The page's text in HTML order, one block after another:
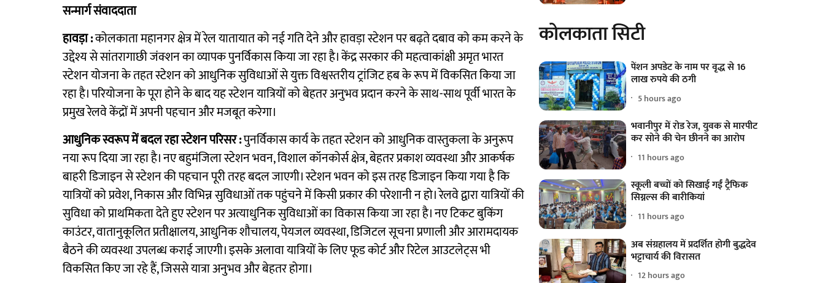
सन्मार्ग संवाददाता
हावड़ा :कोलकाता महानगर क्षेत्र में रेल यातायात को नई गति देने और हावड़ा स्टेशन पर बढ़ते दबाव को कम करने के
उद्देश्य से सांतरागाछी जंक्शन का व्यापक पुनर्विकास किया जा रहा है। केंद्र सरकार की महत्वाकांक्षी अमृत भारत
स्टेशन योजना के तहत स्टेशन को आधुनिक सुविधाओं से युक्त विश्वस्तरीय ट्रांजिट हब के रूप में विकसित किया जा
रहा है। परियोजना के पूरा होने के बाद यह स्टेशन यात्रियों को बेहतर अनुभव प्रदान करने के साथ-साथ पूर्वी भारत के
प्रमुख रेलवे केंद्रों में अपनी पहचान और मजबूत करेगा।
आधुनिक स्वरूप में बदल रहा स्टेशन परिसर :पुनर्विकास कार्य के तहत स्टेशन को आधुनिक वास्तुकला के अनुरूप
नया रूप दिया जा रहा है। नए बहुमंजिला स्टेशन भवन, विशाल कॉनकोर्स क्षेत्र, बेहतर प्रकाश व्यवस्था और आकर्षक
बाहरी डिजाइन से स्टेशन की पहचान पूरी तरह बदल जाएगी। स्टेशन भवन को इस तरह डिजाइन किया गया है कि
यात्रियों को प्रवेश, निकास और विभिन्न सुविधाओं तक पहुंचने में किसी प्रकार की परेशानी न हो। रेलवे द्वारा यात्रियों की
सुविधा को प्राथमिकता देते हुए स्टेशन पर अत्याधुनिक सुविधाओं का विकास किया जा रहा है। नए टिकट बुकिंग
काउंटर, वातानुकूलित प्रतीक्षालय, आधुनिक शौचालय, पेयजल व्यवस्था, डिजिटल सूचना प्रणाली और आरामदायक
बैठने की व्यवस्था उपलब्ध कराई जाएगी। इसके अलावा यात्रियों के लिए फूड कोर्ट और रिटेल आउटलेट्स भी
विकसित किए जा रहे हैं, जिससे यात्रा अनुभव और बेहतर होगा।
कोलकाता सिटी
पेंशन अपडेट के नाम पर वृद्ध से 16
लाख रुपये की ठगी
5 hours ago
भवानीपुर में रोड रेज, युवक से मारपीट
कर सोने की चेन छीनने का आरोप
11 hours ago
स्कूली बच्चों को सिखाई गईं ट्रैफिक
सिग्नल्स की बारीकियां
11 hours ago
अब संग्रहालय में प्रदर्शित होगी बुद्धदेव
भट्टाचार्य की विरासत
12 hours ago